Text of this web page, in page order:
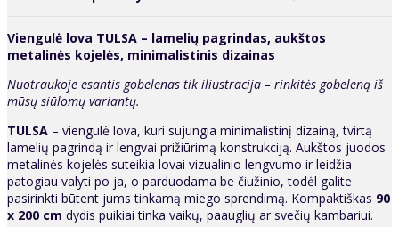
Viengulė lova TULSA – lamelių pagrindas, aukštos
metalinės kojelės, minimalistinis dizainas
Nuotraukoje esantis gobelenas tik iliustracija – rinkitės gobeleną iš
mūsų siūlomų variantų.
TULSA – viengulė lova, kuri sujungia minimalistinį dizainą, tvirtą
lamelių pagrindą ir lengvai prižiūrimą konstrukciją. Aukštos juodos
metalinės kojelės suteikia lovai vizualinio lengvumo ir leidžia
patogiau valyti po ja, o parduodama be čiužinio, todėl galite
pasirinkti būtent jums tinkamą miego sprendimą. Kompaktiškas 90
x 200 cm dydis puikiai tinka vaikų, paauglių ar svečių kambariui.